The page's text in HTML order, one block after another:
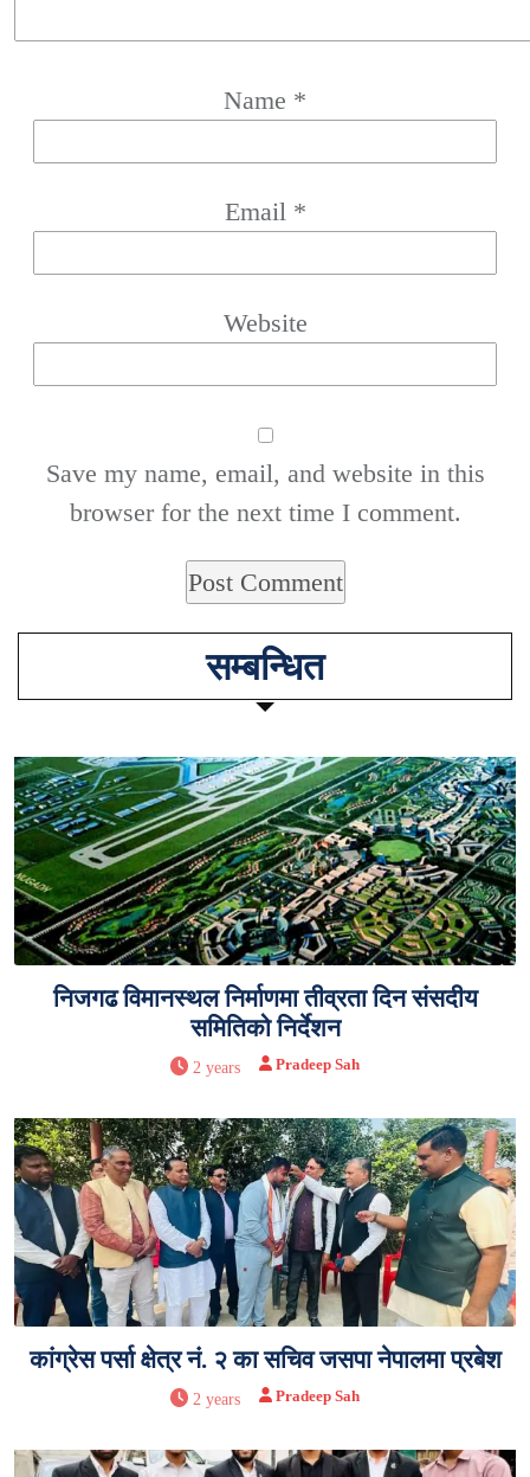
Name *
Email *
Website
Save my name, email, and website in this
browser for the next time I comment.
सम्बन्धित
निजगढ विमानस्थल निर्माणमा तीव्रता दिन संसदीय
समितिको निर्देशन
2 years Pradeep Sah
कांग्रेस पर्सा क्षेत्र नं. २ का सचिव जसपा नेपालमा प्रबेश
2 years Pradeep Sah